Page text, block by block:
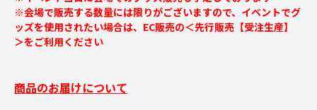
※会場で販売する数量には限りがございますので、イベントでグ
ッズを使用されたい場合は、EC販売の＜先行販売【受注生産】
＞をご利用ください
商品のお届けについて